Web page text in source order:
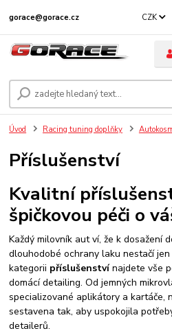
CZK
gorace@gorace.cz
Úvod Racing tuning doplňky
Příslušenství
Kvalitní
špičkovou péči o
Každý milovník aut ví, že k dosažení
dlouhodobé ochrany laku nestačí
kategorii příslušenstvínajdete vše
domácí detailing. Od jemných
specializované aplikátory a kartáče,
sestavena tak, aby uspokojila
detailerů.